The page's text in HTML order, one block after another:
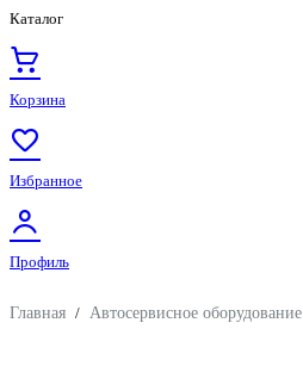
Каталог
Корзина
Избранное
Профиль
Главная / Автосервисное оборудование